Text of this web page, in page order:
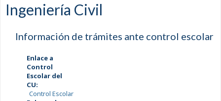
Ingeniería Civil
Información de trámites ante control escolar
Enlace a
Control
Escolar del
CU:
Control Escolar